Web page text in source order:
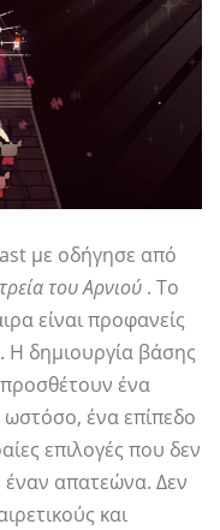
με οδήγησε από
του Αρνιού . Το
είναι προφανείς
Η δημιουργία βάσης
ένα
ένα επίπεδο
επιλογές που δεν
έναν απατεώνα. Δεν
και